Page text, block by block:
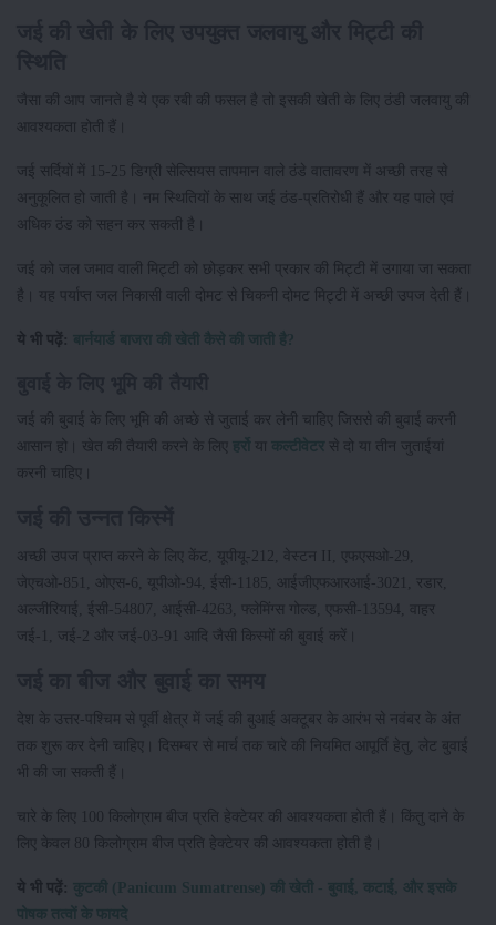
जैसा की आप जानते है ये एक रबी की फसल है तो इसकी खेती के लिए ठंडी जलवायु की
आवश्यकता होती हैं।
जई सर्दियों में 15-25 डिग्री सेल्सियस तापमान वाले ठंडे वातावरण में अच्छी तरह से
अनुकूलित हो जाती है। नम स्थितियों के साथ जई ठंड-प्रतिरोधी हैं और यह पाले एवं
अधिक ठंड को सहन कर सकती है।
जई को जल जमाव वाली मिट्टी को छोड़कर सभी प्रकार की मिट्टी में उगाया जा सकता
है। यह पर्याप्त जल निकासी वाली दोमट से चिकनी दोमट मिट्टी में अच्छी उपज देती हैं।
ये भी पढ़ें: बार्नयार्ड बाजरा की खेती कैसे की जाती है?
जई की बुवाई के लिए भूमि की अच्छे से जुताई कर लेनी चाहिए जिससे की बुवाई करनी
आसान हो। खेत की तैयारी करने के लिए हर्रो या कल्टीवेटर से दो या तीन जुताईयां
करनी चाहिए।
अच्छी उपज प्राप्त करने के लिए केंट, यूपीयू-212, वेस्टन II, एफएसओ-29,
जेएचओ-851, ओएस-6, यूपीओ-94, ईसी-1185, आईजीएफआरआई-3021, रडार,
अल्जीरियाई, ईसी-54807, आईसी-4263, फ्लेमिंग्स गोल्ड, एफसी-13594, वाहर
जई-1, जई-2 और जई-03-91 आदि जैसी किस्मों की बुवाई करें।
देश के उत्तर-पश्चिम से पूर्वी क्षेत्र में जई की बुआई अक्टूबर के आरंभ से नवंबर के अंत
तक शुरू कर देनी चाहिए। दिसम्बर से मार्च तक चारे की नियमित आपूर्ति हेतु, लेट बुवाई
भी की जा सकती हैं।
चारे के लिए 100 किलोग्राम बीज प्रति हेक्टेयर की आवश्यकता होती हैं। किंतु दाने के
लिए केवल 80 किलोग्राम बीज प्रति हेक्टेयर की आवश्यकता होती है।
ये भी पढ़ें: कुटकी (Panicum Sumatrense) की खेती - बुवाई, कटाई, और इसके
पोषक तत्वों के फायदे